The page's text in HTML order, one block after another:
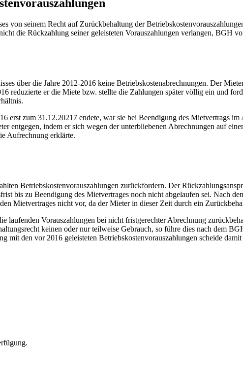
von seinem Recht auf Zurückbehaltung der
die Rückzahlung seiner geleisteten Vorauszahlungen verlangen, BGH
über die Jahre 2012-2016 keine Betriebskostenabrechnungen. Der
reduzierte er die Miete bzw. stellte die Zahlungen später völlig ein und
erst zum 31.12.20217 endete, war sie bei Beendigung des Mietvertrags
entgegen, indem er sich wegen der unterbliebenen Abrechnungen auf
Aufrechnung erklärte.
Betriebskostenvorauszahlungen zurückfordern. Der
bis zu Beendigung des Mietvertrages noch nicht abgelaufen sei. Nach
Mietvertrages nicht vor, da der Mieter in dieser Zeit durch ein
laufenden Vorauszahlungen bei nicht fristgerechter Abrechnung
keinen oder nur teilweise Gebrauch, so führe dies nach dem
mit den vor 2016 geleisteten Betriebskostenvorauszahlungen scheide damit